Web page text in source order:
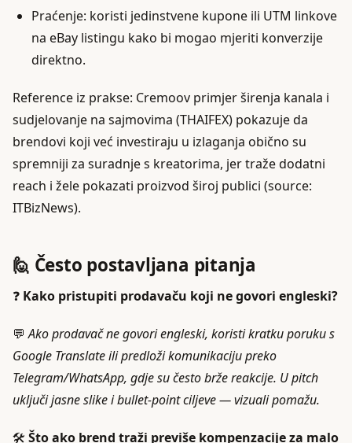
Praćenje: koristi jedinstvene kupone ili UTM linkove
na eBay listingu kako bi mogao mjeriti konverzije
direktno.
Reference iz prakse: Cremoov primjer širenja kanala i
sudjelovanje na sajmovima (THAIFEX) pokazuje da
brendovi koji već investiraju u izlaganja obično su
spremniji za suradnje s kreatorima, jer traže dodatni
reach i žele pokazati proizvod široj publici (source:
ITBizNews).
🙋 Često postavljana pitanja
❓ Kako pristupiti prodavaču koji ne govori engleski?
💬Ako prodavač ne govori engleski, koristi kratku poruku s
Google Translate ili predloži komunikaciju preko
Telegram/WhatsApp, gdje su često brže reakcije. U pitch
uključi jasne slike i bullet-point ciljeve — vizuali pomažu.
🛠️ Što ako brend traži previše kompenzacije za malo